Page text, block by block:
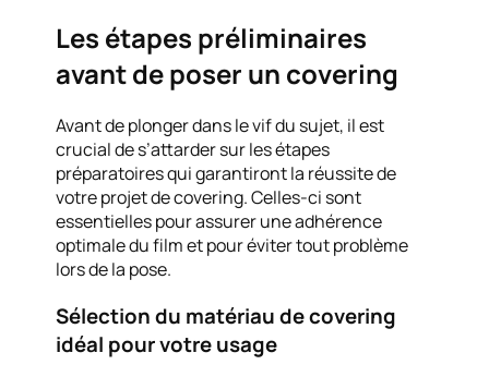
Les étapes préliminaires
avant de poser un covering
Avant de plonger dans le vif du sujet, il est
crucial de s’attarder sur les étapes
préparatoires qui garantiront la réussite de
votre projet de covering. Celles-ci sont
essentielles pour assurer une adhérence
optimale du film et pour éviter tout problème
lors de la pose.
Sélection du matériau de covering
idéal pour votre usage